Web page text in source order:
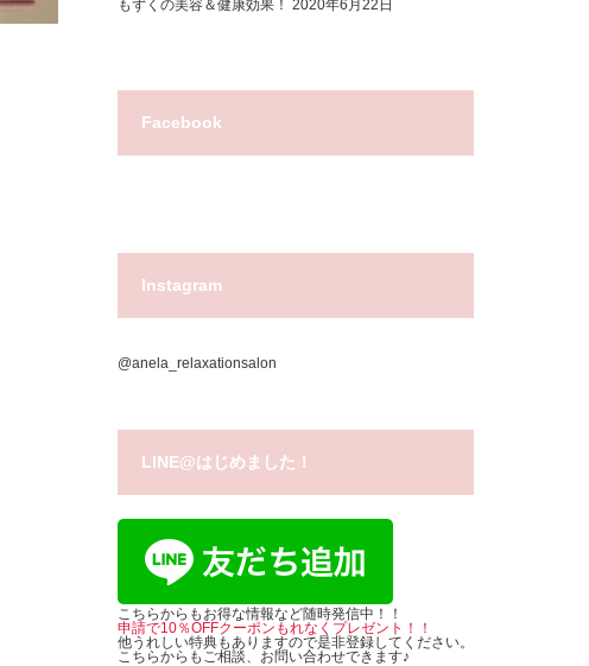
もずくの美容＆健康効果！ 2020年6月22日
Facebook
Instagram
@anela_relaxationsalon
LINE@はじめました！
こちらからもお得な情報など随時発信中！！
申請で10％OFFクーポンもれなくプレゼント！！
他うれしい特典もありますので是非登録してください。
こちらからもご相談、お問い合わせできます♪